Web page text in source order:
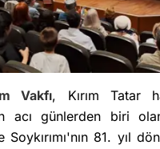
Vakfı, Kırım Tatar
acı günlerden biri
Soykırımı'nın 81. yıl